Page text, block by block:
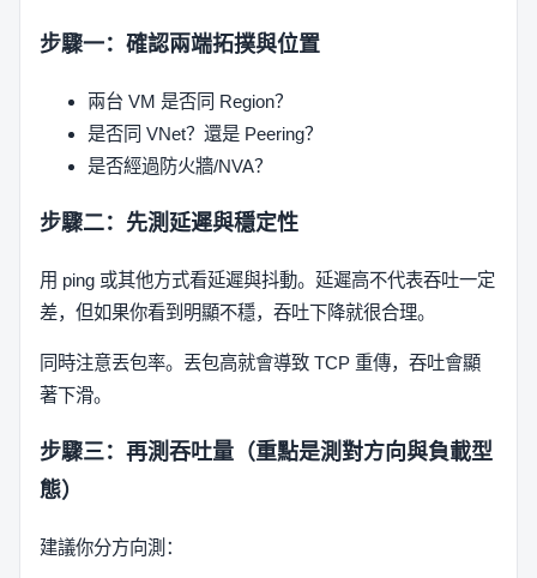
步驟一：確認兩端拓撲與位置
兩台 VM 是否同 Region？
是否同 VNet？還是 Peering？
是否經過防火牆/NVA？
步驟二：先測延遲與穩定性
用 ping 或其他方式看延遲與抖動。延遲高不代表吞吐一定
差，但如果你看到明顯不穩，吞吐下降就很合理。
同時注意丟包率。丟包高就會導致 TCP 重傳，吞吐會顯
著下滑。
步驟三：再測吞吐量（重點是測對方向與負載型
態）
建議你分方向測：